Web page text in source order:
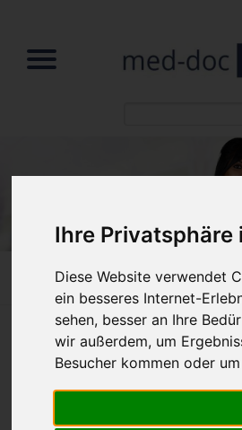
Ihre
Diese Website verwendet
ein besseres Internet-
sehen, besser an Ihre
wir außerdem, um
Besucher kommen oder
Home»News»News Reader
Natürlich statt XXL:
Implantate bei der
boomen